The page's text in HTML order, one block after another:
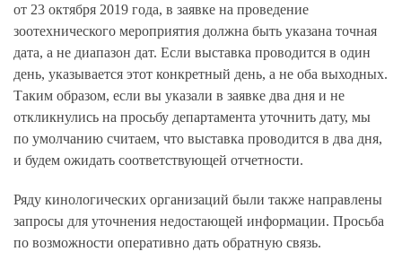
от 23 октября 2019 года, в заявке на проведение
зоотехнического мероприятия должна быть указана точная
дата, а не диапазон дат. Если выставка проводится в один
день, указывается этот конкретный день, а не оба выходных.
Таким образом, если вы указали в заявке два дня и не
откликнулись на просьбу департамента уточнить дату, мы
по умолчанию считаем, что выставка проводится в два дня,
и будем ожидать соответствующей отчетности.
Ряду кинологических организаций были также направлены
запросы для уточнения недостающей информации. Просьба
по возможности оперативно дать обратную связь.